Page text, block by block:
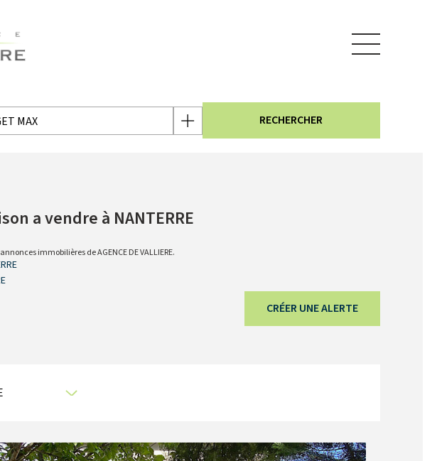
RECHERCHER
a vendre à NANTERRE
immobilières de AGENCE DE VALLIERE.
CRÉER UNE ALERTE